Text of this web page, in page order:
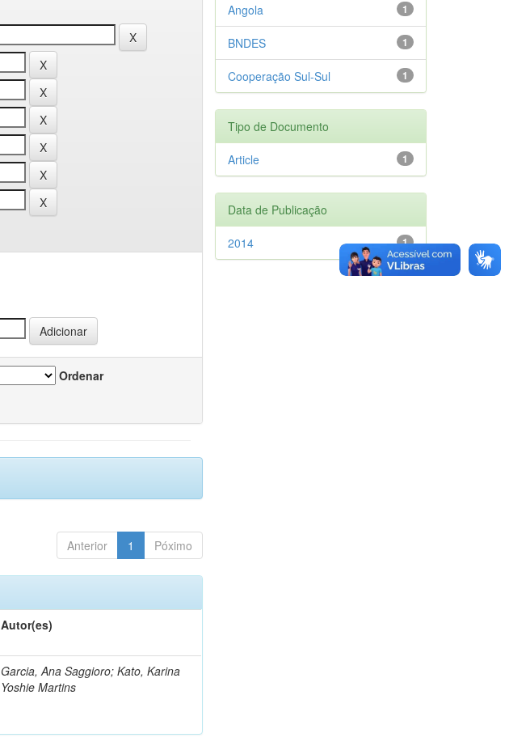
Ordenar
Anterior 1 Póximo
Autor(es)
Garcia, Ana Saggioro; Kato, Karina
Yoshie Martins
1
Angola
1
BNDES
1
Cooperação Sul-Sul
Tipo de Documento
1
Article
Data de Publicação
1
2014